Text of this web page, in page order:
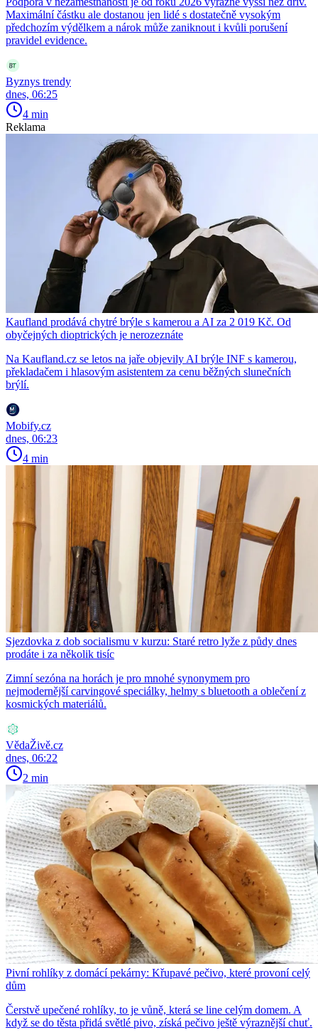
Maximální částku ale dostanou jen lidé s dostatečně vysokým
předchozím výdělkem a nárok může zaniknout i kvůli porušení
pravidel evidence.
Byznys trendy
dnes, 06:25
4 min
Reklama
Kaufland prodává chytré brýle s kamerou a AI za 2 019 Kč. Od
obyčejných dioptrických je nerozeznáte
Na Kaufland.cz se letos na jaře objevily AI brýle INF s kamerou,
překladačem i hlasovým asistentem za cenu běžných slunečních
brýlí.
Mobify.cz
dnes, 06:23
4 min
Sjezdovka z dob socialismu v kurzu: Staré retro lyže z půdy dnes
prodáte i za několik tisíc
Zimní sezóna na horách je pro mnohé synonymem pro
nejmodernější carvingové speciálky, helmy s bluetooth a oblečení z
kosmických materiálů.
VědaŽivě.cz
dnes, 06:22
2 min
Pivní rohlíky z domácí pekárny: Křupavé pečivo, které provoní celý
dům
Čerstvě upečené rohlíky, to je vůně, která se line celým domem. A
když se do těsta přidá světlé pivo, získá pečivo ještě výraznější chuť.